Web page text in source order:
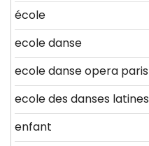
école
ecole danse
ecole danse opera paris
ecole des danses latines
enfant